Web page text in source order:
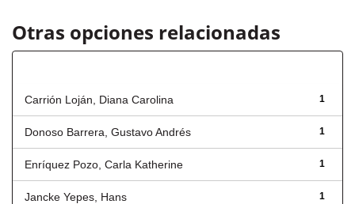
Otras opciones relacionadas
1
Carrión Loján, Diana Carolina
1
Donoso Barrera, Gustavo Andrés
1
Enríquez Pozo, Carla Katherine
1
Jancke Yepes, Hans